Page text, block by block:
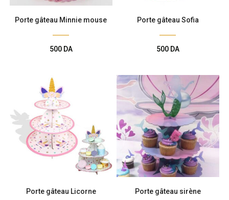
Déguisements
Emballage
Porte gâteau Minnie mouse
500 DA
Porte gâteau Sofia
500 DA
Porte gâteau Licorne Porte gâteau sirène